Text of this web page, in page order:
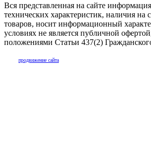
Вся представленная на сайте
технических характеристик, наличия на
товаров, носит информационный
условиях не является публичной
положениями Статьи 437(2)
продвижение сайта